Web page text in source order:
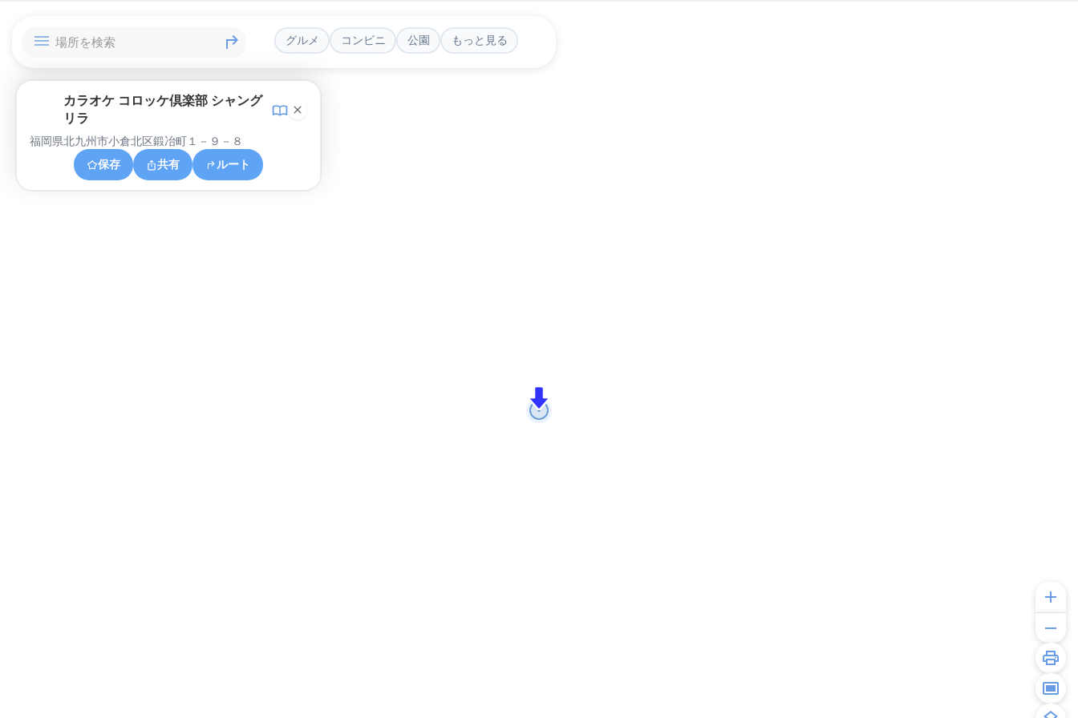
グルメ コンビニ 公園 もっと見る
カラオケ コロッケ倶楽部 シャング
リラ
福岡県北九州市小倉北区鍛冶町１－９－８
保存
共有 ルート